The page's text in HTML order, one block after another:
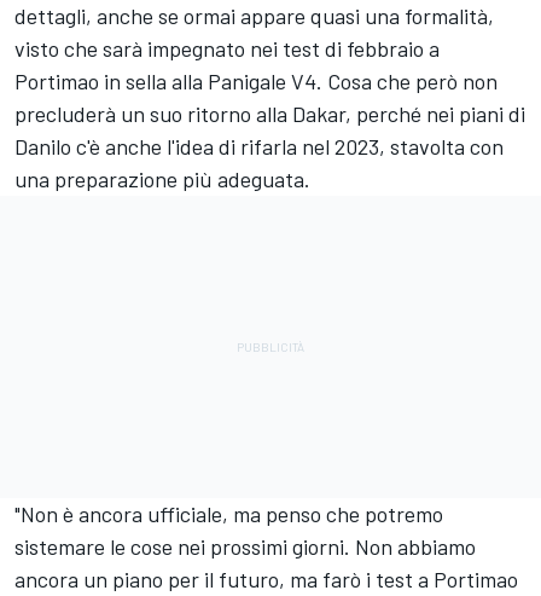
dettagli, anche se ormai appare quasi una formalità,
visto che sarà impegnato nei test di febbraio a
Portimao in sella alla Panigale V4. Cosa che però non
precluderà un suo ritorno alla Dakar, perché nei piani di
Danilo c'è anche l'idea di rifarla nel 2023, stavolta con
una preparazione più adeguata.
"Non è ancora ufficiale, ma penso che potremo
sistemare le cose nei prossimi giorni. Non abbiamo
ancora un piano per il futuro, ma farò i test a Portimao